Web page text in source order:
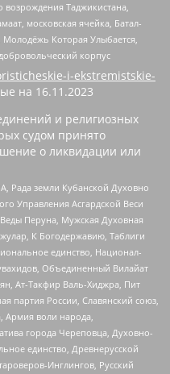
возрождения Таджикистана,
московская ячейка, Батал-
Которая Улыбается,
корпус
i-ekstremistskie-
на 16.11.2023
и религиозных
судом принято
о ликвидации или
Рада земли Кубанской Духовно
Управления Асгардской Веси
Перуна, Мужская Духовная
К Богодержавию, Таблиги
единство, Национал-
Объединенный Вилайат
Ат-Такфир Валь-Хиджра, Пит
партия России, Славянский союз,
Армия воли народа,
города Череповца, Духовно-
единство, Древнерусской
Инглингов, Русский